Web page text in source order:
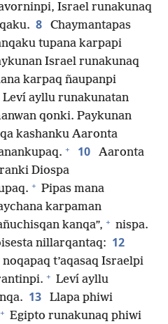
Israel runakunaq
8
Chaymantapas
tupana karpapi
Israel runakunaq
karpaq ñaupanpi
Leví ayllu runakunatan
qonki. Paykunan
kashanku Aaronta
+ 10
Aaronta
Diospa
+ Pipas mana
karpaman
kanqa”, + nispa.
nillarqantaq: 12
t’aqasaq Israelpi
+ Leví ayllu
13
Llapa phiwi
+ Egipto runakunaq phiwi